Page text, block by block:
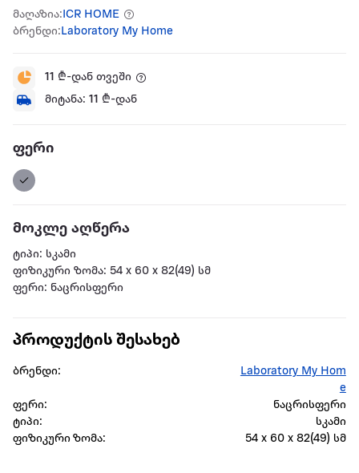
მაღაზია: ICR HOME
ბრენდი: Laboratory My Home
11 ₾-დან თვეში
მიტანა: 11 ₾-დან
ფერი
მოკლე აღწერა
ტიპი: სკამი
ფიზიკური ზომა: 54 x 60 x 82(49) სმ
ფერი: ნაცრისფერი
პროდუქტის შესახებ
ბრენდი:
Laboratory My Hom
e
ფერი:
ნაცრისფერი
ტიპი:
სკამი
ფიზიკური ზომა:
54 x 60 x 82(49) სმ